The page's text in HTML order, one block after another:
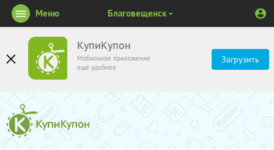
КупиКупон
Мобильное приложение
ещё удобнее
Загрузить
Меню Благовещенск